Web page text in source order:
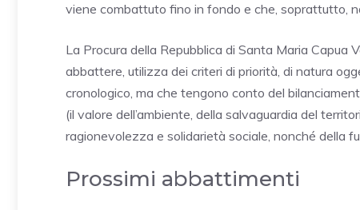
viene combattuto fino in fondo e che, soprattutto,
La Procura della Repubblica di Santa Maria Capua
abbattere, utilizza dei criteri di priorità, di natura
cronologico, ma che tengono conto del
(il valore dell’ambiente, della salvaguardia del
ragionevolezza e solidarietà sociale, nonché della
Prossimi abbattimenti